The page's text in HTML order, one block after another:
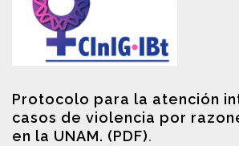
Protocolo para la atención
casos de violencia por
en la UNAM. (PDF).